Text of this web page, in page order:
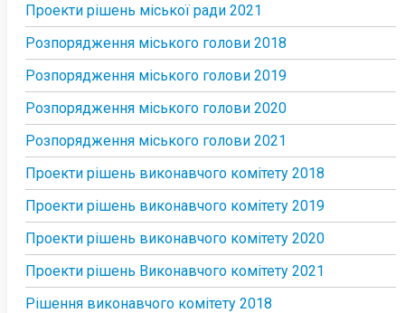
Проекти рішень міської ради 2021
Розпорядження міського голови 2018
Розпорядження міського голови 2019
Розпорядження міського голови 2020
Розпорядження міського голови 2021
Проекти рішень виконавчого комітету 2018
Проекти рішень виконавчого комітету 2019
Проекти рішень виконавчого комітету 2020
Проекти рішень Виконавчого комітету 2021
Рішення виконавчого комітету 2018